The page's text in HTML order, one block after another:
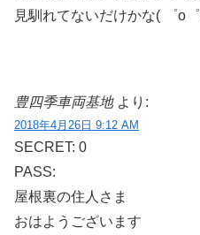
見馴れてないだけかな( ゜o
豊四季車両基地 より:
2018年4月26日 9:12 AM
SECRET: 0
PASS:
屋根裏の住人さま
おはようございます